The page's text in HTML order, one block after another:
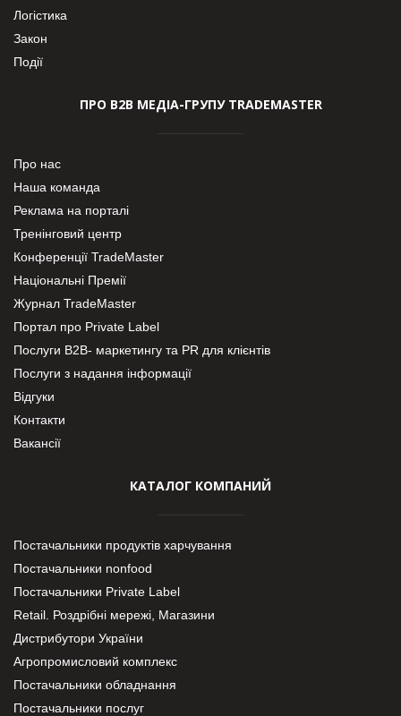
Логістика
Закон
Події
ПРО В2В МЕДІА-ГРУПУ TRADEMASTER
Про нас
Наша команда
Реклама на порталі
Тренінговий центр
Конференції TradeMaster
Національні Премії
Журнал TradeMaster
Портал про Private Label
Послуги В2В- маркетингу та PR для клієнтів
Послуги з надання інформації
Відгуки
Контакти
Вакансії
КАТАЛОГ КОМПАНИЙ
Постачальники продуктів харчування
Постачальники nonfood
Постачальники Private Label
Retail. Роздрібні мережі, Магазини
Дистрибутори України
Агропромисловий комплекс
Постачальники обладнання
Постачальники послуг